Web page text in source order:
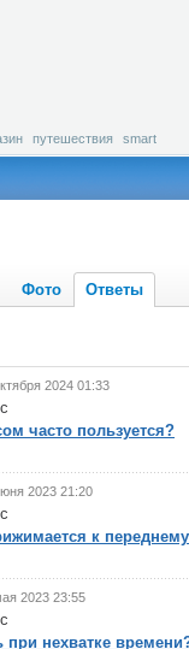
путешествия smart
Фото Ответы
2024 01:33
часто пользуется?
2023 21:20
к
2023 23:55
при нехватке